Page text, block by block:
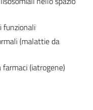
funzionali
(malattie da
(iatrogene)